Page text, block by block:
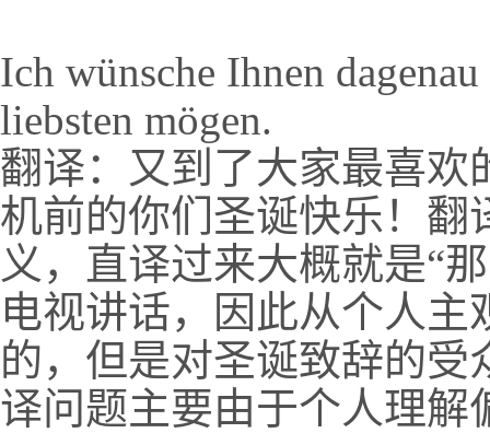
Ich wünsche Ihnen
liebsten mögen.
翻译：又到了大家最喜欢
机前的你们圣诞快乐！翻
义，直译过来大概就是“
电视讲话，因此从个人
的，但是对圣诞致辞的
译问题主要由于个人理解